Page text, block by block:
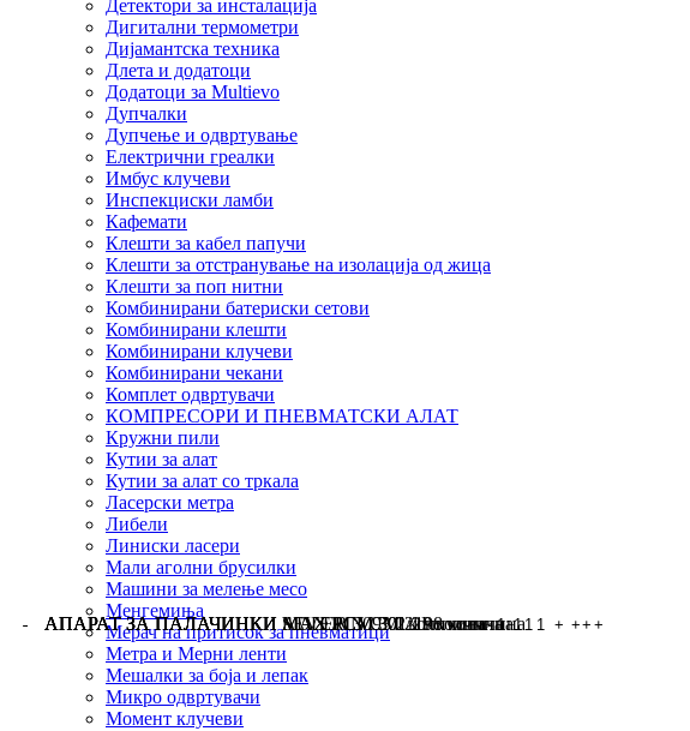
Детектори за инсталација
Дигитални термометри
Дијамантска техника
Длета и додатоци
Додатоци за Multievo
Дупчалки
Дупчење и одвртување
Електрични греалки
Имбус клучеви
Инспекциски ламби
Кафемати
Клешти за кабел папучи
Клешти за отстранување на изолација од жица
Клешти за поп нитни
Комбинирани батериски сетови
Комбинирани клешти
Комбинирани клучеви
Комбинирани чекани
Комплет одвртувачи
КОМПРЕСОРИ И ПНЕВМАТСКИ АЛАТ
Кружни пили
Кутии за алат
Кутии за алат со тркала
Ласерски метра
Либели
Линиски ласери
Мали аголни брусилки
Машини за мелење месо
Менгемиња
Мерач на притисок за пневматици
Метра и Мерни ленти
Мешалки за боја и лепак
Микро одвртувачи
Момент клучеви
АПАРАТ ЗА ПАЛАЧИНКИ ADLER 3093 2/1 количина
АПАРАТ ЗА ПАЛАЧИНКИ MAX PCM 301 2P количина
АПАРАТ ЗА ПАЛАЧИНКИ MAX PCM 30I количина
АПАРАТ ЗА ПАЛАЧИНКИ SEVERIN CM 2198 количина